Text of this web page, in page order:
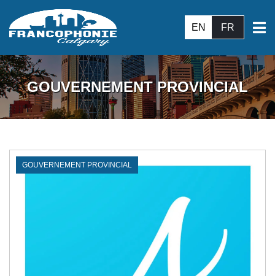
EN FR
GOUVERNEMENT PROVINCIAL
GOUVERNEMENT PROVINCIAL